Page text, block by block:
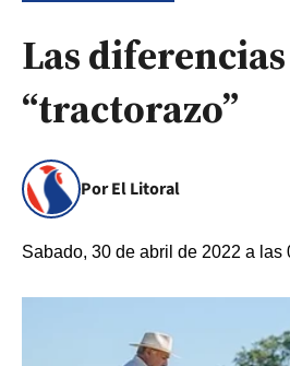
Las
“tractorazo”
Por El Litoral
Sabado, 30 de abril de 2022 a las